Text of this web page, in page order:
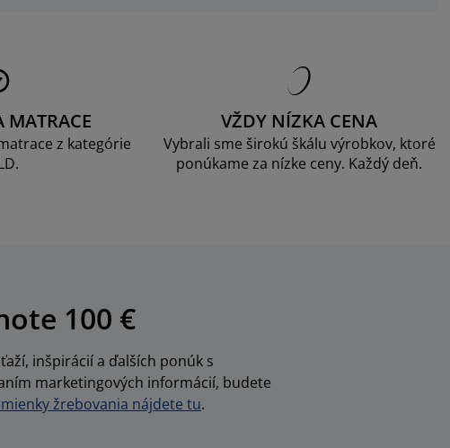
MATRACE
z kategórie
VŽDY NÍZKA CENA
Vybrali sme širokú škálu výrobkov, ktoré
ponúkame za nízke ceny. Každý deň.
100 €
inšpirácií a ďalších ponúk s
marketingových informácií, budete
žrebovania nájdete tu.